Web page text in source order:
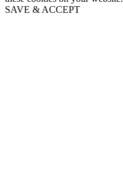
SAVE & ACCEPT